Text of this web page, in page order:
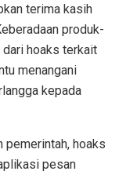
terima kasih
produk-
hoaks terkait
menangani
kepada
pemerintah, hoaks
pesan